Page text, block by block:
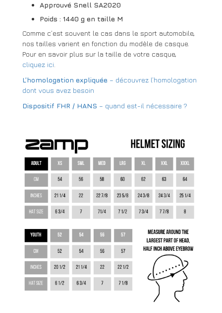
Approuvé Snell SA2020
Poids : 1440 g en taille M
Comme c’est souvent le cas dans le sport automobile,
nos tailles varient en fonction du modèle de casque.
Pour en savoir plus sur la taille de votre casque,
cliquez ici
L’homologation expliquée – découvrez l’homologation
dont vous avez besoin
Dispositif FHR / HANS – quand est-il nécessaire ?